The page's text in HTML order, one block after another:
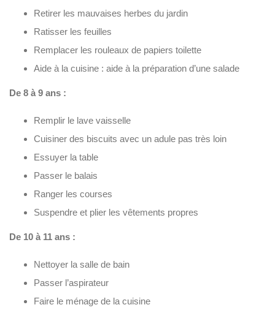
Retirer les mauvaises herbes du jardin
Ratisser les feuilles
Remplacer les rouleaux de papiers toilette
Aide à la cuisine : aide à la préparation d’une salade
De 8 à 9 ans :
Remplir le lave vaisselle
Cuisiner des biscuits avec un adule pas très loin
Essuyer la table
Passer le balais
Ranger les courses
Suspendre et plier les vêtements propres
De 10 à 11 ans :
Nettoyer la salle de bain
Passer l’aspirateur
Faire le ménage de la cuisine